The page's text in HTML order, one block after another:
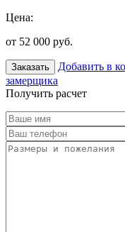
Цена:
от 52 000 руб.
Заказать Добавить в
замерщика
Получить расчет